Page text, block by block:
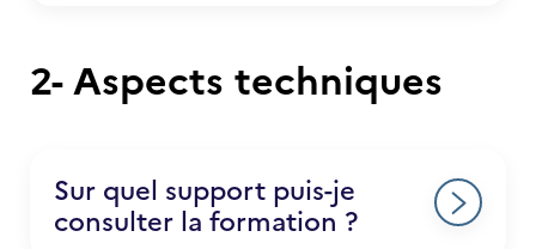
2- Aspects techniques
Sur quel support puis-je
consulter la formation ?